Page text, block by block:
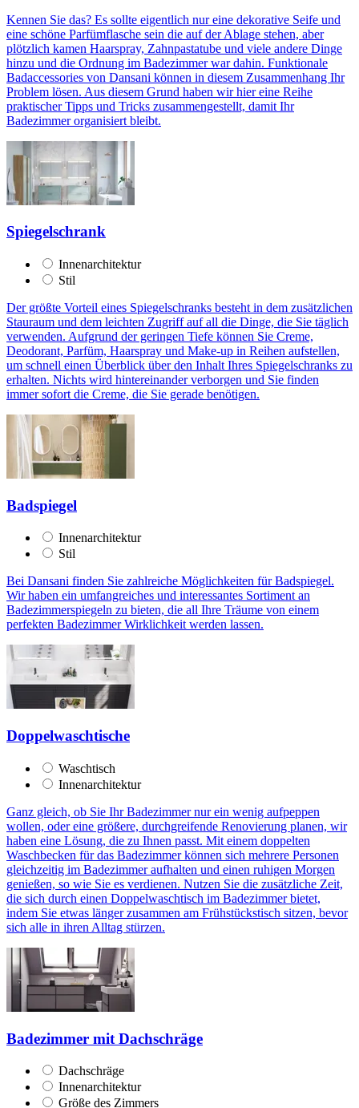
Kennen Sie das? Es sollte eigentlich nur eine dekorative Seife und
eine schöne Parfümflasche sein die auf der Ablage stehen, aber
plötzlich kamen Haarspray, Zahnpastatube und viele andere Dinge
hinzu und die Ordnung im Badezimmer war dahin. Funktionale
Badaccessories von Dansani können in diesem Zusammenhang Ihr
Problem lösen. Aus diesem Grund haben wir hier eine Reihe
praktischer Tipps und Tricks zusammengestellt, damit Ihr
Badezimmer organisiert bleibt.
Spiegelschrank
Innenarchitektur
Stil
Der größte Vorteil eines Spiegelschranks besteht in dem zusätzlichen
Stauraum und dem leichten Zugriff auf all die Dinge, die Sie täglich
verwenden. Aufgrund der geringen Tiefe können Sie Creme,
Deodorant, Parfüm, Haarspray und Make-up in Reihen aufstellen,
um schnell einen Überblick über den Inhalt Ihres Spiegelschranks zu
erhalten. Nichts wird hintereinander verborgen und Sie finden
immer sofort die Creme, die Sie gerade benötigen.
Badspiegel
Innenarchitektur
Stil
Bei Dansani finden Sie zahlreiche Möglichkeiten für Badspiegel.
Wir haben ein umfangreiches und interessantes Sortiment an
Badezimmerspiegeln zu bieten, die all Ihre Träume von einem
perfekten Badezimmer Wirklichkeit werden lassen.
Doppelwaschtische
Waschtisch
Innenarchitektur
Ganz gleich, ob Sie Ihr Badezimmer nur ein wenig aufpeppen
wollen, oder eine größere, durchgreifende Renovierung planen, wir
haben eine Lösung, die zu Ihnen passt. Mit einem doppelten
Waschbecken für das Badezimmer können sich mehrere Personen
gleichzeitig im Badezimmer aufhalten und einen ruhigen Morgen
genießen, so wie Sie es verdienen. Nutzen Sie die zusätzliche Zeit,
die sich durch einen Doppelwaschtisch im Badezimmer bietet,
indem Sie etwas länger zusammen am Frühstückstisch sitzen, bevor
sich alle in ihren Alltag stürzen.
Badezimmer mit Dachschräge
Dachschräge
Innenarchitektur
Größe des Zimmers